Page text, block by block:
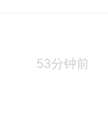
53分钟前